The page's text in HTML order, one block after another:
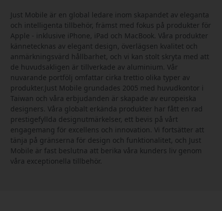
Just Mobile är en global ledare inom skapandet av eleganta
och intelligenta tillbehör, främst med fokus på produkter för
Apple - inklusive iPhone, iPad och MacBook. Våra produkter
kännetecknas av elegant design, överlägsen kvalitet och
anmärkningsvärd hållbarhet, och vi kan stolt skryta med att
de huvudsakligen är tillverkade av aluminium. Vår
nuvarande portfölj omfattar cirka trettio olika typer av
produkter.Just Mobile grundades 2005 med huvudkontor i
Taiwan och våra erbjudanden är skapade av europeiska
designers. Våra globalt erkända produkter har fått en rad
prestigefyllda designutmärkelser, ett bevis på vårt
engagemang för excellens och innovation. Vi fortsätter att
tänja på gränserna för design och funktionalitet, och Just
Mobile är fast beslutna att berika våra kunders liv genom
våra exceptionella tillbehör.